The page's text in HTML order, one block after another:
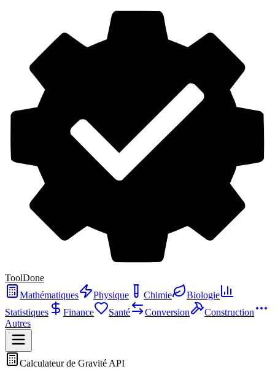
ToolDone
Mathématiques
Physique Chimie
Biologie
Statistiques
Finance Santé Conversion
Construction
Autres
Calculateur de Gravité API